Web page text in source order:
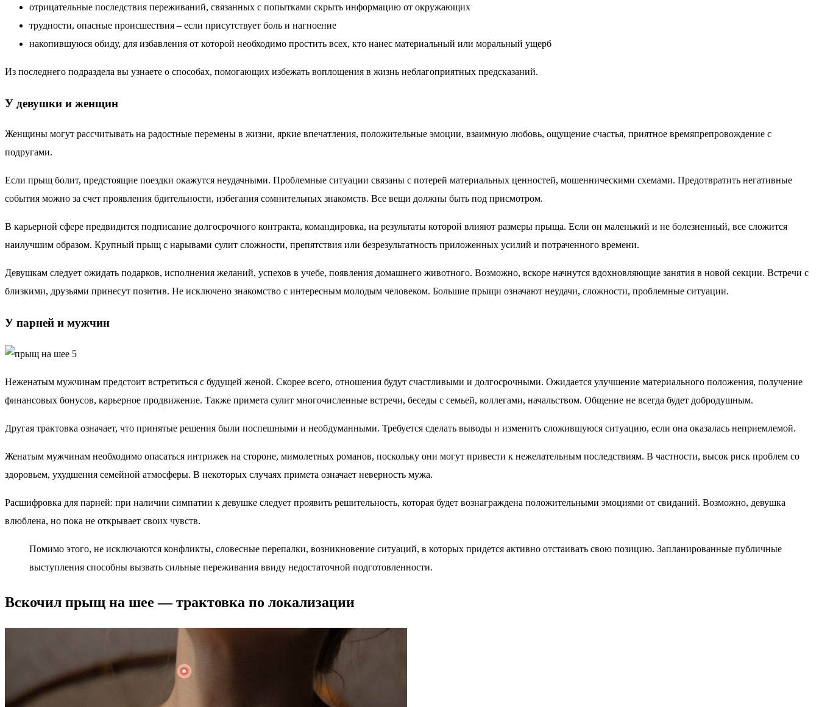
отрицательные последствия переживаний, связанных с попытками скрыть информацию от окружающих
трудности, опасные происшествия – если присутствует боль и нагноение
накопившуюся обиду, для избавления от которой необходимо простить всех, кто нанес материальный или моральный ущерб
Из последнего подраздела вы узнаете о способах, помогающих избежать воплощения в жизнь неблагоприятных предсказаний.
У девушки и женщин
Женщины могут рассчитывать на радостные перемены в жизни, яркие впечатления, положительные эмоции, взаимную любовь, ощущение счастья, приятное времяпрепровождение с
подругами.
Если прыщ болит, предстоящие поездки окажутся неудачными. Проблемные ситуации связаны с потерей материальных ценностей, мошенническими схемами. Предотвратить негативные
события можно за счет проявления бдительности, избегания сомнительных знакомств. Все вещи должны быть под присмотром.
В карьерной сфере предвидится подписание долгосрочного контракта, командировка, на результаты которой влияют размеры прыща. Если он маленький и не болезненный, все сложится
наилучшим образом. Крупный прыщ с нарывами сулит сложности, препятствия или безрезультатность приложенных усилий и потраченного времени.
Девушкам следует ожидать подарков, исполнения желаний, успехов в учебе, появления домашнего животного. Возможно, вскоре начнутся вдохновляющие занятия в новой секции. Встречи с
близкими, друзьями принесут позитив. Не исключено знакомство с интересным молодым человеком. Большие прыщи означают неудачи, сложности, проблемные ситуации.
У парней и мужчин
Неженатым мужчинам предстоит встретиться с будущей женой. Скорее всего, отношения будут счастливыми и долгосрочными. Ожидается улучшение материального положения, получение
финансовых бонусов, карьерное продвижение. Также примета сулит многочисленные встречи, беседы с семьей, коллегами, начальством. Общение не всегда будет добродушным.
Другая трактовка означает, что принятые решения были поспешными и необдуманными. Требуется сделать выводы и изменить сложившуюся ситуацию, если она оказалась неприемлемой.
Женатым мужчинам необходимо опасаться интрижек на стороне, мимолетных романов, поскольку они могут привести к нежелательным последствиям. В частности, высок риск проблем со
здоровьем, ухудшения семейной атмосферы. В некоторых случаях примета означает неверность мужа.
Расшифровка для парней: при наличии симпатии к девушке следует проявить решительность, которая будет вознаграждена положительными эмоциями от свиданий. Возможно, девушка
влюблена, но пока не открывает своих чувств.
Помимо этого, не исключаются конфликты, словесные перепалки, возникновение ситуаций, в которых придется активно отстаивать свою позицию. Запланированные публичные
выступления способны вызвать сильные переживания ввиду недостаточной подготовленности.
Вскочил прыщ на шее — трактовка по локализации